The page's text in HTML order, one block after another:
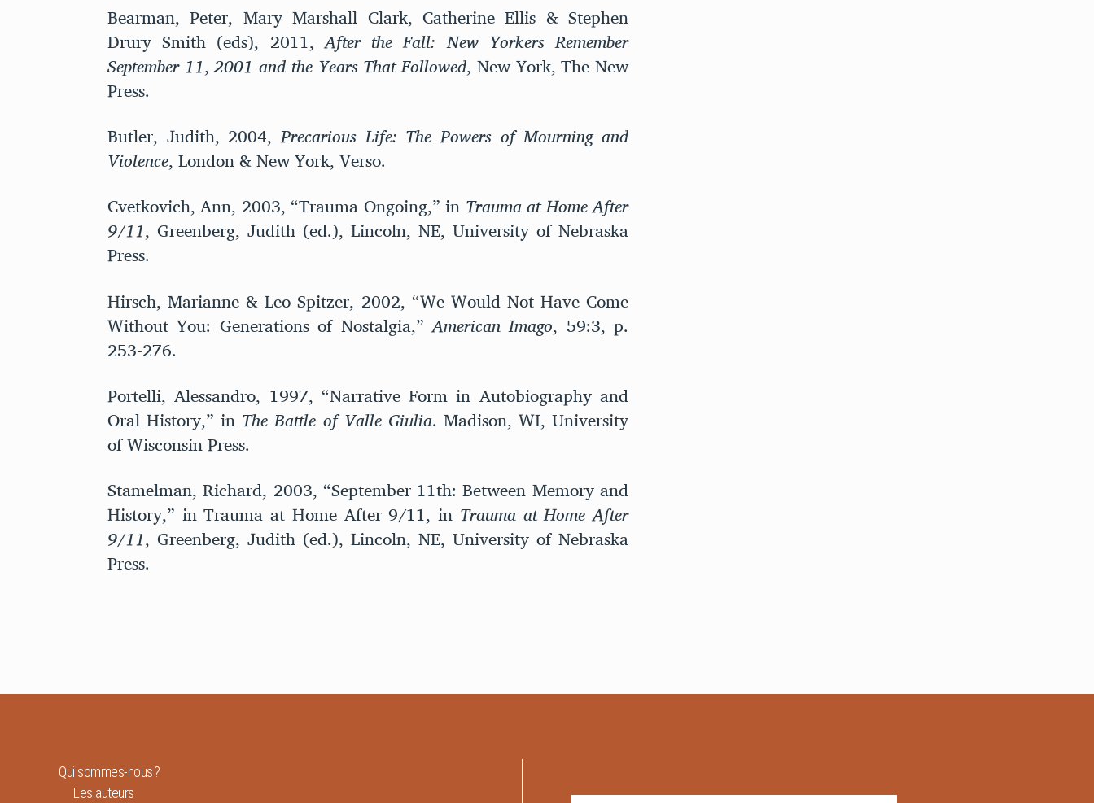
Bearman, Peter, Mary Marshall Clark, Catherine Ellis & Stephen
Drury Smith (eds), 2011,After the Fall: New Yorkers Remember
September 11,2001 and the Years That Followed, New York, The New
Press.
Butler, Judith, 2004,Precarious Life: The Powers of Mourning and
Violence, London & New York, Verso.
Cvetkovich, Ann, 2003, “Trauma Ongoing,” in Trauma at Home After
9/11, Greenberg, Judith (ed.), Lincoln, NE, University of Nebraska
Press.
Hirsch, Marianne & Leo Spitzer, 2002, “We Would Not Have Come
Without You: Generations of Nostalgia,”American Imago, 59:3, p.
253-276.
Portelli, Alessandro, 1997, “Narrative Form in Autobiography and
Oral History,” in The Battle of Valle Giulia. Madison, WI, University
of Wisconsin Press.
Stamelman, Richard, 2003, “September 11th: Between Memory and
History,” in Trauma at Home After 9/11, in Trauma at Home After
9/11, Greenberg, Judith (ed.), Lincoln, NE, University of Nebraska
Press.
Qui sommes-nous ?
Les auteurs